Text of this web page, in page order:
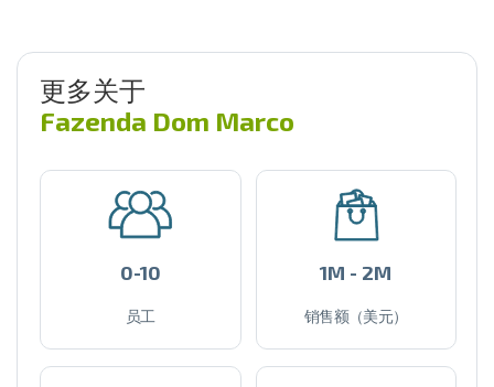
更多关于
Fazenda Dom Marco
0-10
员工
1M - 2M
销售额（美元）